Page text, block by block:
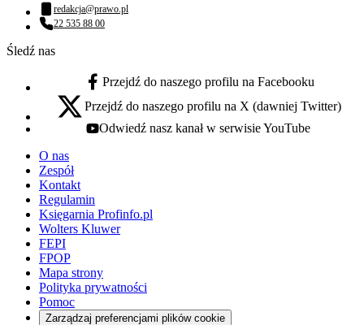
Adres email:
redakcja@prawo.pl
Numer telefonu:
22 535 88 00
Śledź nas
facebook - otwiera się w nowej karcie
Przejdź do naszego profilu na Facebooku
x - otwiera się w nowej karcie
Przejdź do naszego profilu na X (dawniej Twitter)
youtube - otwiera się w nowej karcie
Odwiedź nasz kanał w serwisie YouTube
O nas
Zespół
Kontakt
Regulamin
Księgarnia Profinfo.pl
Wolters Kluwer
FEPI
FPOP
Mapa strony
Polityka prywatności
Pomoc
Zarządzaj preferencjami plików cookie